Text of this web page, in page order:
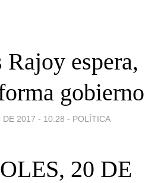
espera,
gobierno
DE 2017 - 10:28 - POLÍTICA
20 DE